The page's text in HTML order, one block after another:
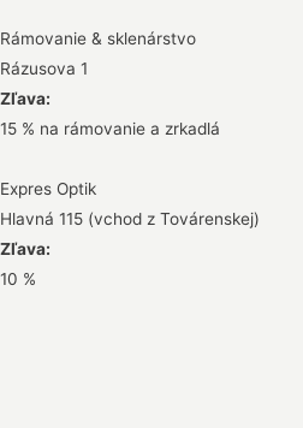
Rámovanie & sklenárstvo
Rázusova 1
Zľava:
15 % na rámovanie a zrkadlá
Expres Optik
Hlavná 115 (vchod z Továrenskej)
Zľava:
10 %